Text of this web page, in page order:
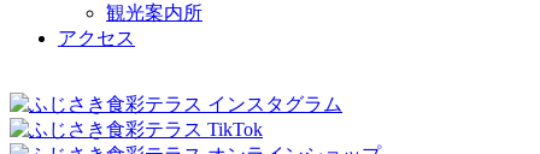
観光案内所
アクセス